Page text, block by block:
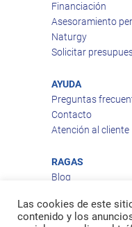
Financiación
Asesoramiento
Naturgy
Solicitar
AYUDA
Preguntas
Contacto
Atención al cliente
RAGAS
Blog
Política de
Política de cookies
Las cookies de este
contenido y los